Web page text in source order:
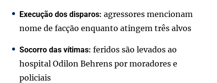
Execução dos disparos: agressores mencionam
nome de facção enquanto atingem três alvos
Socorro das vítimas: feridos são levados ao
hospital Odilon Behrens por moradores e
policiais